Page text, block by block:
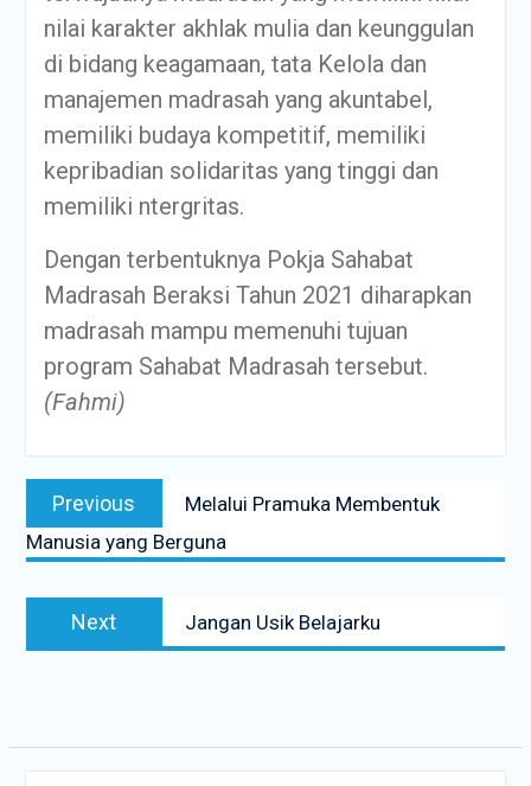
nilai karakter akhlak mulia dan keunggulan
di bidang keagamaan, tata Kelola dan
manajemen madrasah yang akuntabel,
memiliki budaya kompetitif, memiliki
kepribadian solidaritas yang tinggi dan
memiliki ntergritas.
Dengan terbentuknya Pokja Sahabat
Madrasah Beraksi Tahun 2021 diharapkan
madrasah mampu memenuhi tujuan
program Sahabat Madrasah tersebut.
(Fahmi)
Previous
Melalui Pramuka Membentuk
Manusia yang Berguna
Next Jangan Usik Belajarku